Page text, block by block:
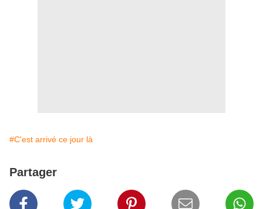
#C'est arrivé ce jour là
Partager